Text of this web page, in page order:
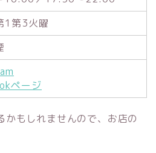
1第3火曜
ページ
もしれませんので、お店の